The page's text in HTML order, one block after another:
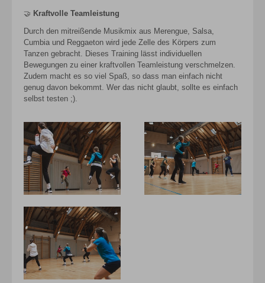
🤝 Kraftvolle Teamleistung
Durch den mitreißende Musikmix aus Merengue, Salsa,
Cumbia und Reggaeton wird jede Zelle des Körpers zum
Tanzen gebracht. Dieses Training lässt individuellen
Bewegungen zu einer kraftvollen Teamleistung verschmelzen.
Zudem macht es so viel Spaß, so dass man einfach nicht
genug davon bekommt. Wer das nicht glaubt, sollte es einfach
selbst testen ;).